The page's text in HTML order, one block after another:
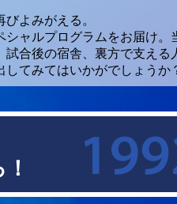
よみがえる。
ャルプログラムをお届け。
合後の宿舎、裏方で支える
てみてはいかがでしょうか